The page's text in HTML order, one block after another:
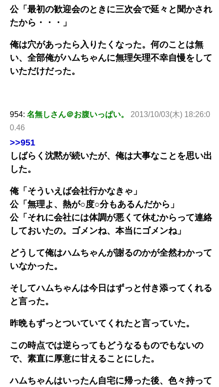
公「最初の歓迎会のときに三次会で延々と聞かされ
たから・・・」
俺は穴があったら入りたくなった。何のことは無
い、全部俺がハムちゃんに無理矢理不幸自慢をして
いただけだった。
954: 名無しさん＠お腹いっぱい。
2013/10/03(木) 18:26:0
0.46
>>951
しばらく沈黙が続いたが、俺は大事なことを思い出
した。
俺「そういえば会社行かなきゃ」
公「無理よ、熱が○度○分もあるんだから」
公「それに会社には体調が悪くて休むからって連絡
しておいたの。ゴメンね、本当にゴメンね」
どうして俺はハムちゃんが謝るのかが全然わかって
いなかった。
そしてハムちゃんは今日はずっと付き添ってくれる
と言った。
昨晩もずっとついていてくれたと言っていた。
この時点では逆らってもどうなるものでもないの
で、素直に厚意に甘えることにした。
ハムちゃんはいったん自宅に帰った後、色々持って